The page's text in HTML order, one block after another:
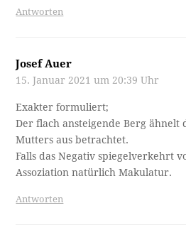
Antworten
Josef Auer
15. Januar 2021 um 20:39 Uhr
Exakter formuliert;
Der flach ansteigende Berg ähnelt
Mutters aus betrachtet.
Falls das Negativ spiegelverkehrt
Assoziation natürlich Makulatur.
Antworten